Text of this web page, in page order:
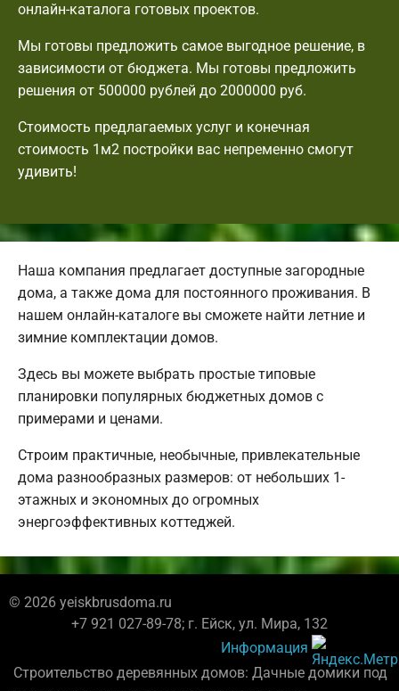
онлайн-каталога готовых проектов.
Мы готовы предложить самое выгодное решение, в
зависимости от бюджета. Мы готовы предложить
решения от 500000 рублей до 2000000 руб.
Стоимость предлагаемых услуг и конечная
стоимость 1м2 постройки вас непременно смогут
удивить!
Наша компания предлагает доступные загородные
дома, а также дома для постоянного проживания. В
нашем онлайн-каталоге вы сможете найти летние и
зимние комплектации домов.
Здесь вы можете выбрать простые типовые
планировки популярных бюджетных домов с
примерами и ценами.
Строим практичные, необычные, привлекательные
дома разнообразных размеров: от небольших 1-
этажных и экономных до огромных
энергоэффективных коттеджей.
© 2026 yeiskbrusdoma.ru
+7 921 027-89-78; г. Ейск, ул. Мира, 132
Информация
Строительство деревянных домов: Дачные домики под